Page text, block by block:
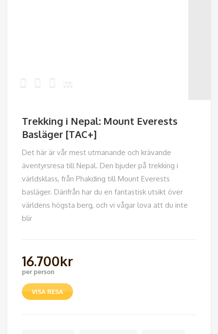
Trekking i Nepal: Mount Everests
Basläger [TAC+]
Det här är vår mest utmanande och krävande
äventyrsresa till Nepal. Den bjuder på trekking i
världsklass, från Phakding till Mount Everests
basläger. Därifrån har du en fantastisk utsikt över
världens högsta berg, och vi vågar lova att du inte
blir
16.700kr
per person
VISA RESA